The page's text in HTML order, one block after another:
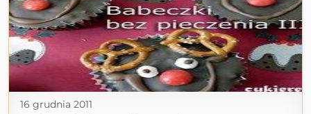
16 grudnia 2011